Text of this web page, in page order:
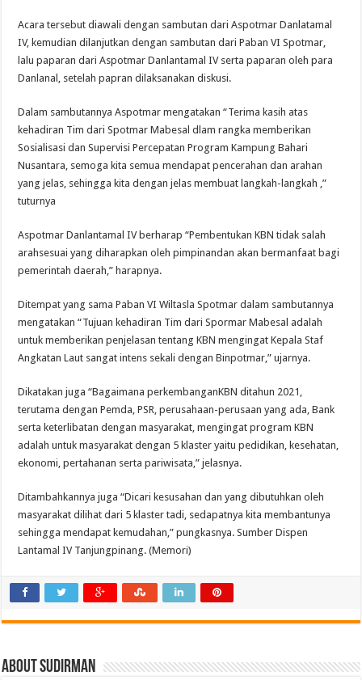
Acara tersebut diawali dengan sambutan dari Aspotmar Danlatamal
IV, kemudian dilanjutkan dengan sambutan dari Paban VI Spotmar,
lalu paparan dari Aspotmar Danlantamal IV serta paparan oleh para
Danlanal, setelah papran dilaksanakan diskusi.
Dalam sambutannya Aspotmar mengatakan “Terima kasih atas
kehadiran Tim dari Spotmar Mabesal dlam rangka memberikan
Sosialisasi dan Supervisi Percepatan Program Kampung Bahari
Nusantara, semoga kita semua mendapat pencerahan dan arahan
yang jelas, sehingga kita dengan jelas membuat langkah-langkah ,”
tuturnya
Aspotmar Danlantamal IV berharap “Pembentukan KBN tidak salah
arahsesuai yang diharapkan oleh pimpinandan akan bermanfaat bagi
pemerintah daerah,” harapnya.
Ditempat yang sama Paban VI Wiltasla Spotmar dalam sambutannya
mengatakan “Tujuan kehadiran Tim dari Spormar Mabesal adalah
untuk memberikan penjelasan tentang KBN mengingat Kepala Staf
Angkatan Laut sangat intens sekali dengan Binpotmar,” ujarnya.
Dikatakan juga “Bagaimana perkembanganKBN ditahun 2021,
terutama dengan Pemda, PSR, perusahaan-perusaan yang ada, Bank
serta keterlibatan dengan masyarakat, mengingat program KBN
adalah untuk masyarakat dengan 5 klaster yaitu pedidikan, kesehatan,
ekonomi, pertahanan serta pariwisata,” jelasnya.
Ditambahkannya juga “Dicari kesusahan dan yang dibutuhkan oleh
masyarakat dilihat dari 5 klaster tadi, sedapatnya kita membantunya
sehingga mendapat kemudahan,” pungkasnya. Sumber Dispen
Lantamal IV Tanjungpinang. (Memori)
About Sudirman